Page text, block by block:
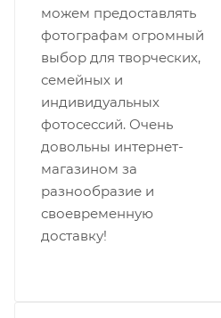
можем предоставлять
фотографам огромный
выбор для творческих,
семейных и
индивидуальных
фотосессий. Очень
довольны интернет-
магазином за
разнообразие и
своевременную
доставку!